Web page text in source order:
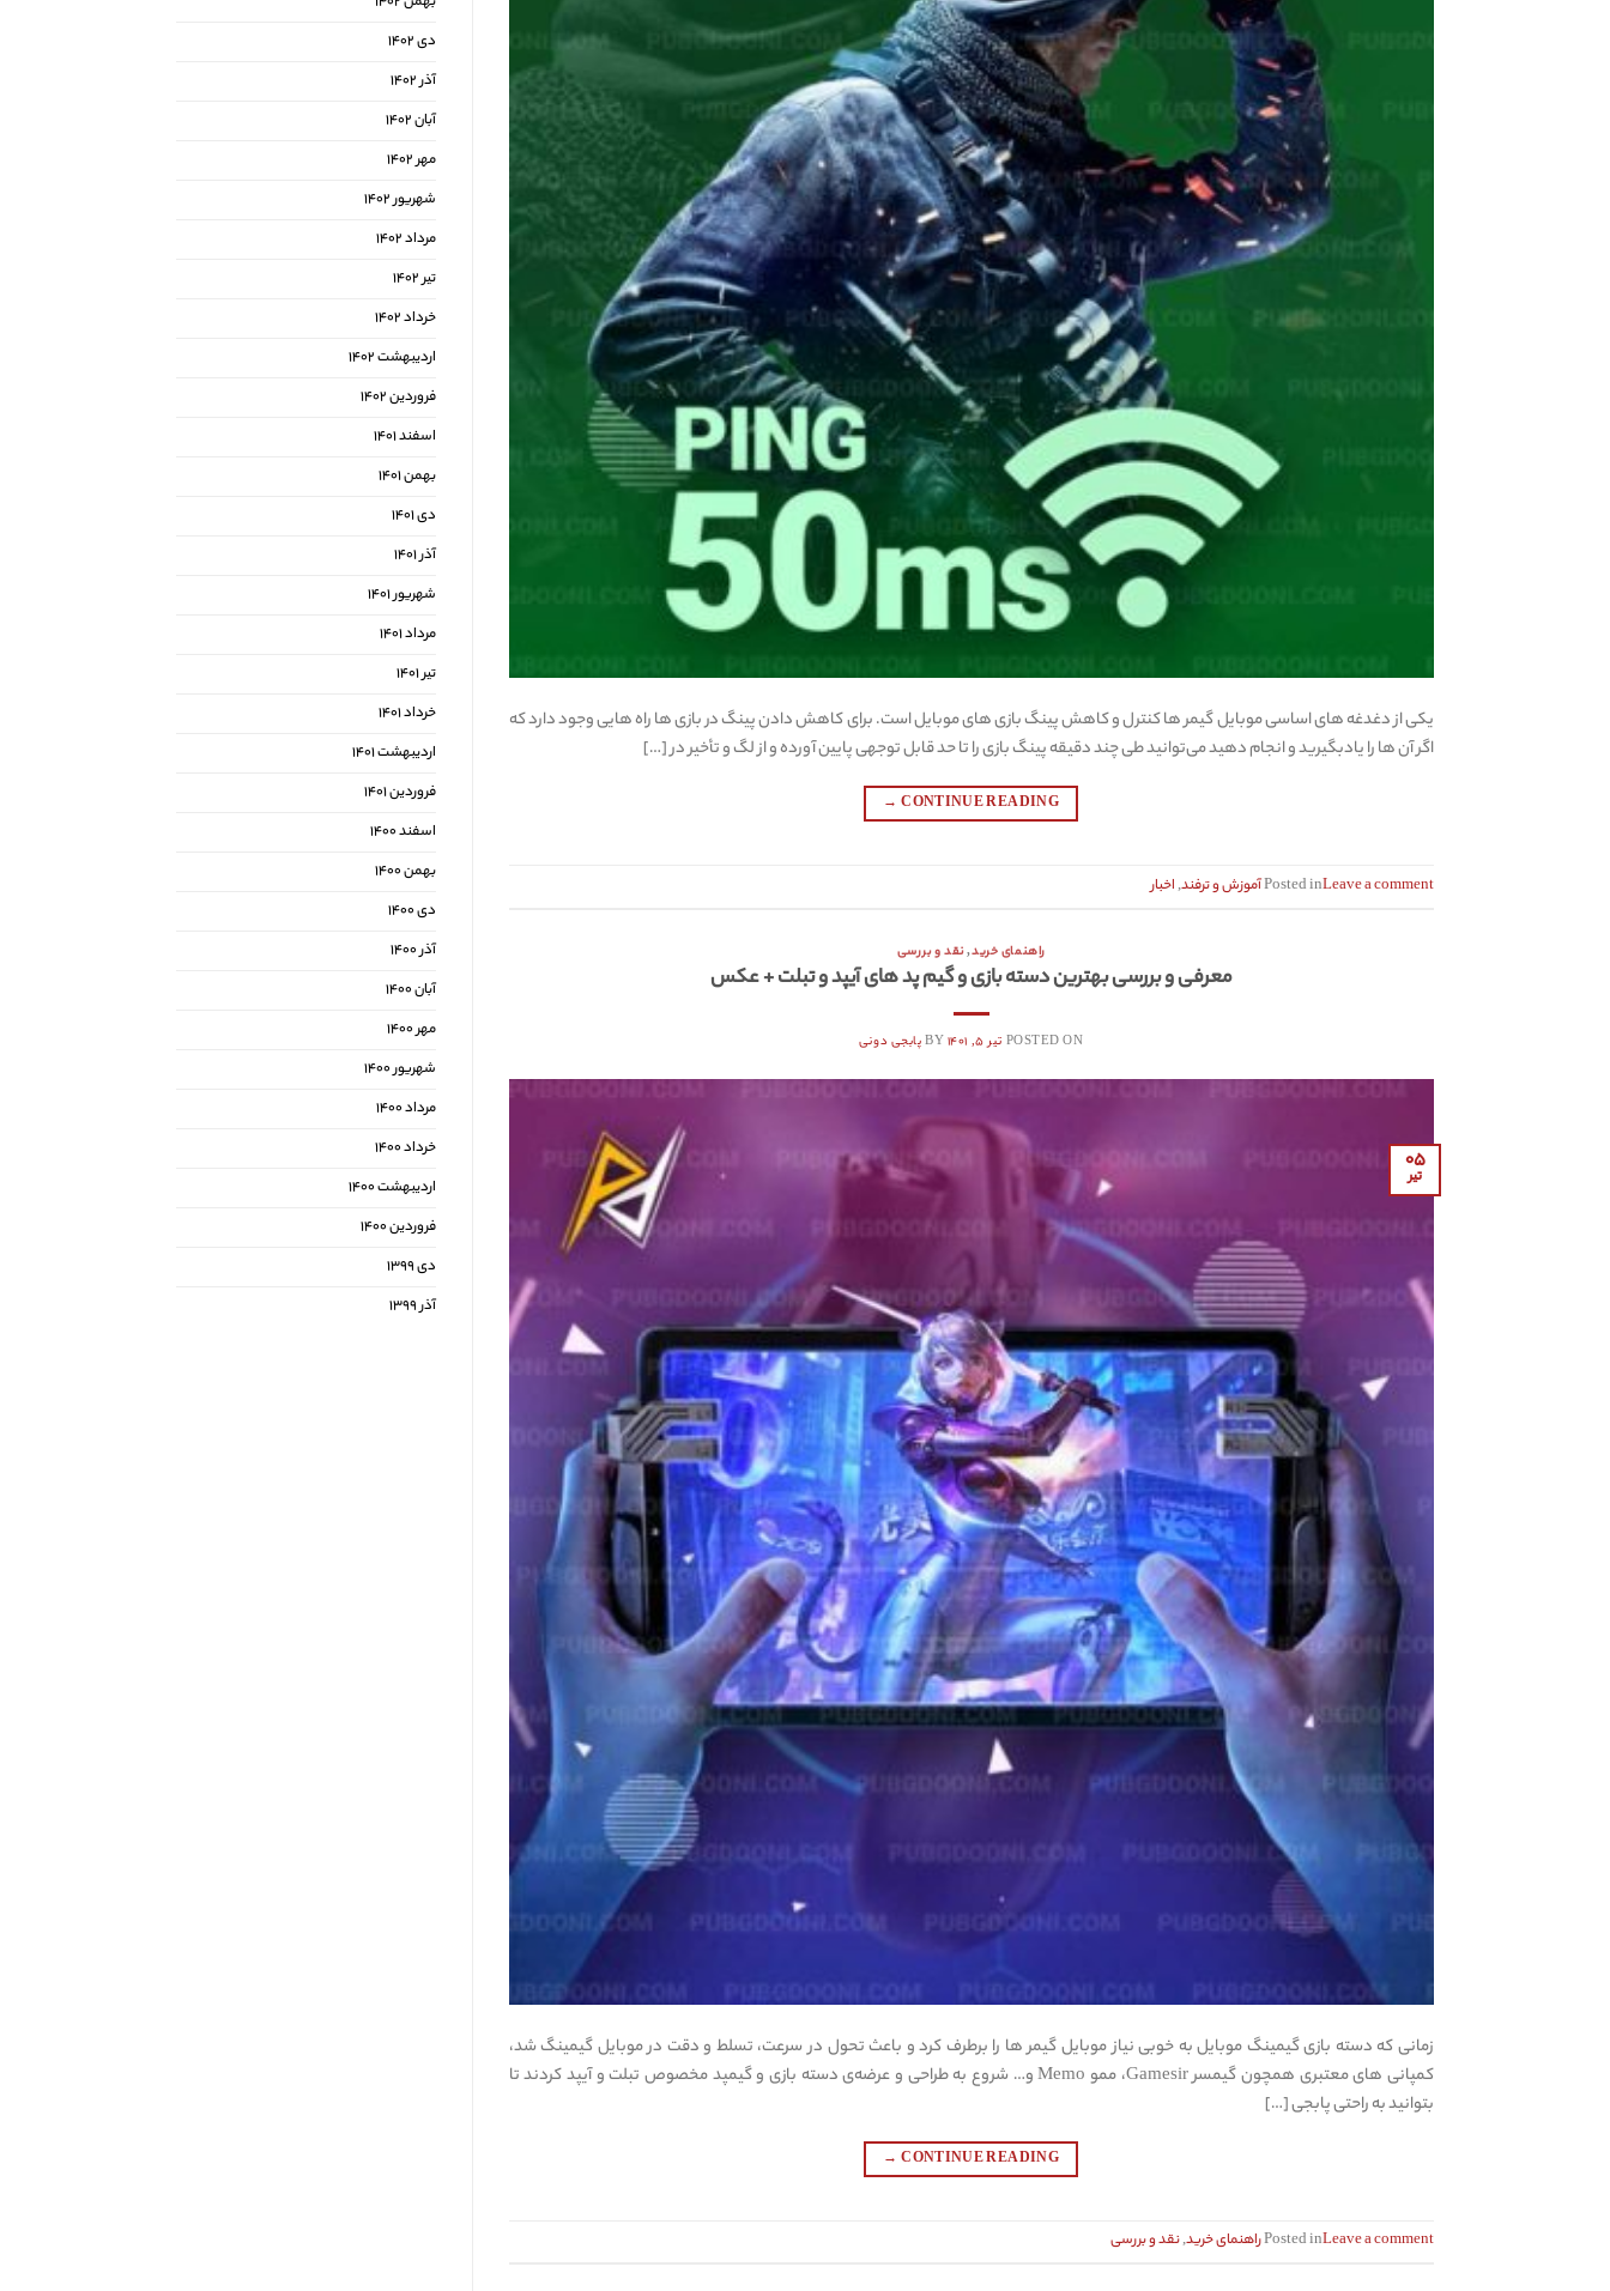
یکی از دغدغه های اساسی موبایل گیمر ها کنترل و کاهش پینگ بازی های موبایل است. برای کاهش دادن پینگ در بازی ها راه هایی وجود دارد که
اگر آن ها را یادبگیرید و انجام دهید می‌توانید طی چند دقیقه پینگ بازی را تا حد قابل توجهی پایین آورده و از لگ و تأخیر در […]
CONTINUE READING
→
Posted inآموزش و ترفند,اخبار Leave a comment
راهنمای خرید,نقد و بررسی
معرفی و بررسی بهترین دسته بازی و گیم پد های آیپد و تبلت + عکس
POSTED ON تیر ۵, ۱۴۰۱ پابجی دونی
۰۵
تیر
زمانی که دسته بازی گیمینگ موبایل به خوبی نیاز موبایل گیمر ها را برطرف کرد و باعث تحول در سرعت، تسلط و دقت در موبایل گیمینگ شد،
کمپانی های معتبری همچون گیمسر Gamesir، ممو Memo و… شروع به طراحی و عرضه‌ی دسته بازی و گیمپد مخصوص تبلت و آیپد کردند تا
بتوانید به راحتی پابجی […]
CONTINUE READING
→
Posted inراهنمای خرید,نقد و بررسی Leave a comment
دی ۱۴۰۲
آذر ۱۴۰۲
آبان ۱۴۰۲
مهر ۱۴۰۲
شهریور ۱۴۰۲
مرداد ۱۴۰۲
تیر ۱۴۰۲
خرداد ۱۴۰۲
اردیبهشت ۱۴۰۲
فروردین ۱۴۰۲
اسفند ۱۴۰۱
بهمن ۱۴۰۱
دی ۱۴۰۱
آذر ۱۴۰۱
شهریور ۱۴۰۱
مرداد ۱۴۰۱
تیر ۱۴۰۱
خرداد ۱۴۰۱
اردیبهشت ۱۴۰۱
فروردین ۱۴۰۱
اسفند ۱۴۰۰
بهمن ۱۴۰۰
دی ۱۴۰۰
آذر ۱۴۰۰
آبان ۱۴۰۰
مهر ۱۴۰۰
شهریور ۱۴۰۰
مرداد ۱۴۰۰
خرداد ۱۴۰۰
اردیبهشت ۱۴۰۰
فروردین ۱۴۰۰
دی ۱۳۹۹
آذر ۱۳۹۹